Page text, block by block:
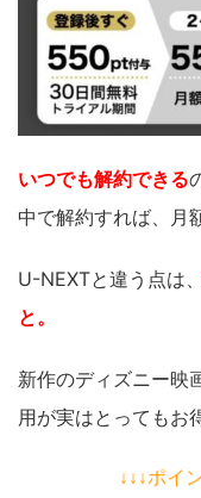
いつでも解約できる
中で解約すれば、月
U-NEXTと違う点は、
と。
新作のディズニー映
用が実はとってもお
↓↓↓ポイ